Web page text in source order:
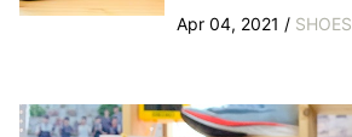
Apr 04, 2021 / SHOES